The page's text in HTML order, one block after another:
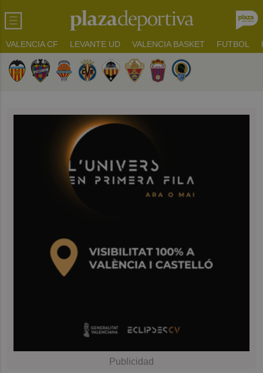
VALENCIA CF LEVANTE UD VALENCIA BASKET FUTBOL